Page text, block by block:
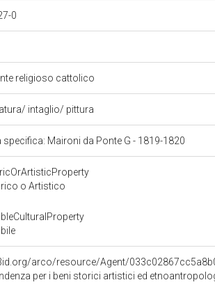
0
religioso cattolico
intaglio/ pittura
specifica: Maironi da Ponte G - 1819-1820
o Artistico
arco/resource/Agent/
per i beni storici artistici ed